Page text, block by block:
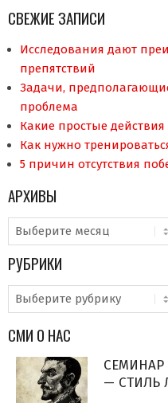
СВЕЖИЕ ЗАПИСИ
Исследования дают
препятствий
Задачи,
проблема
Какие простые
Как нужно
5 причин отсутствия
АРХИВЫ
Архивы
РУБРИКИ
Рубрики
СМИ О НАС
СЕМИНАР
— СТИЛЬ